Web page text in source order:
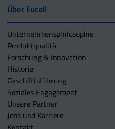
Über Eucell
Unternehmens­philosophie
Produktqualität
Forschung & Innovation
Historie
Geschäftsführung
Soziales Engagement
Unsere Partner
Jobs und Karriere